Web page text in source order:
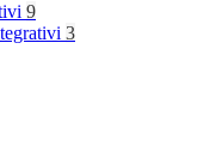
9
3